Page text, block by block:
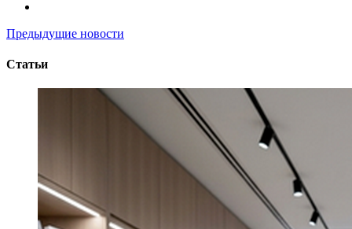
Предыдущие новости
Статьи